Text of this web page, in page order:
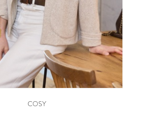
COSY